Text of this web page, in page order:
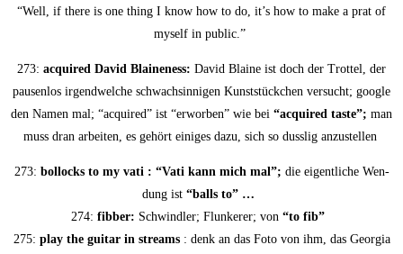
“Well, if the­re is one thing I know how to do, it’s how to make a prat of
mys­elf in public.”
273: acqui­red David Blai­ne­n­ess: David Blai­ne ist doch der Trot­tel, der
pau­sen­los irgend­wel­che schwach­sin­ni­gen Kunst­stück­chen ver­sucht; goog­le
den Namen mal; “acqui­red” ist “erwor­ben” wie bei “acqui­red tas­te”; man
muss dran arbei­ten, es gehört eini­ges dazu, sich so duss­lig anzustellen
273: bol­locks to my vati : “Vati kann mich mal”; die eigent­li­che Wen­
dung ist “balls to” …
274: fib­ber: Schwind­ler; Flun­ke­rer; von “to fib”
275: play the gui­tar in streams: denk an das Foto von ihm, das Geor­gia